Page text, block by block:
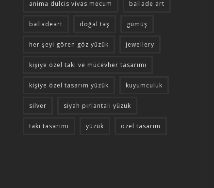
anima dulcis vivas mecum ballade art
balladeart doğal taş gümüş
her şeyi gören göz yüzük jewellery
kişiye özel takı ve mücevher tasarımı
kişiye özel tasarım yüzük kuyumculuk
silver siyah pırlantalı yüzük
takı tasarımı yüzük özel tasarım